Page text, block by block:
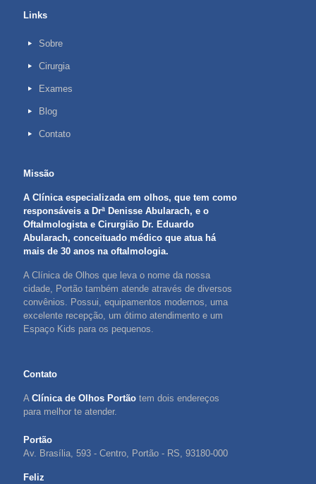
Links
Sobre
Cirurgia
Exames
Blog
Contato
Missão
A Clínica especializada em olhos, que tem como
responsáveis a Drª Denisse Abularach, e o
Oftalmologista e Cirurgião Dr. Eduardo
Abularach, conceituado médico que atua há
mais de 30 anos na oftalmologia.
A Clínica de Olhos que leva o nome da nossa
cidade, Portão também atende através de diversos
convênios. Possui, equipamentos modernos, uma
excelente recepção, um ótimo atendimento e um
Espaço Kids para os pequenos.
Contato
A Clínica de Olhos Portão tem dois endereços
para melhor te atender.
Portão
Av. Brasília, 593 - Centro, Portão - RS, 93180-000
Feliz